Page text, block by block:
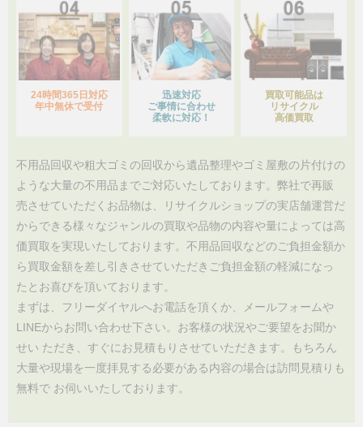
24時間365日対応
年中無休で受付
迅速対応
ご事情に合わせ
柔軟に対応！
買取可能品は
リサイクル
高価買取
不用品回収や粗大ゴミの回収から遺品整理やゴミ屋敷の片付けの
ような大量の不用品までご対応いたしております。弊社で再販
売させていただくお品物は、リサイクルショップの実店舗運営だ
からできる様々なジャンルの買取や品物の内容や量によっては高
価買取を実現いたしております。不用品回収などのご負担金額か
ら買取金額を差し引きさせていただきご負担金額の軽減になっ
たとお喜びを頂いております。
まずは、フリーダイヤルへお電話を頂くか、メールフォームや
LINEからお問い合わせ下さい。お客様の状況やご要望をお聞か
せい ただき、すぐにお見積もりさせていただきます。もちろん
大量や現場を一度拝見する必要がある内容の場合は訪問見積りも
無料で お伺いいたしております。